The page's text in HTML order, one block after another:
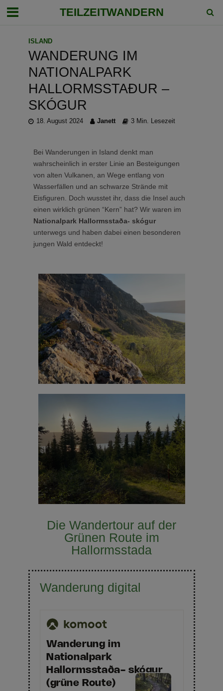
TEILZEITWANDERN
ISLAND
WANDERUNG IM
NATIONALPARK
HALLORMSSTAÐUR –
SKÓGUR
18. August 2024 Janett 3 Min. Lesezeit
Bei Wanderungen in Island denkt man
wahrscheinlich in erster Linie an Besteigungen
von alten Vulkanen, an Wege entlang von
Wasserfällen und an schwarze Strände mit
Eisfiguren. Doch wusstet ihr, dass die Insel auch
einen wirklich grünen “Kern” hat? Wir waren im
Nationalpark Hallormsstaða- skógur
unterwegs und haben dabei einen besonderen
jungen Wald entdeckt!
Die Wandertour auf der
Grünen Route im
Hallormsstada
Wanderung digital